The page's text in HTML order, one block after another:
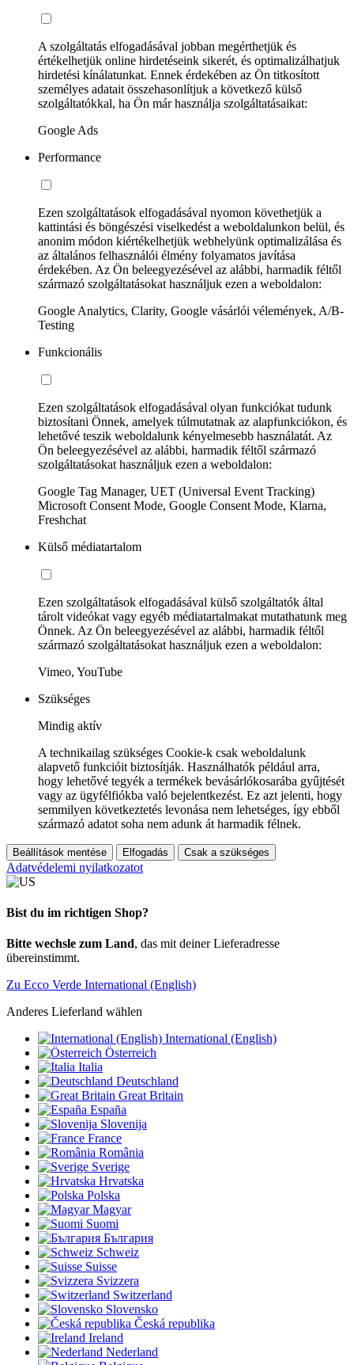
A szolgáltatás elfogadásával jobban megérthetjük és
értékelhetjük online hirdetéseink sikerét, és optimalizálhatjuk
hirdetési kínálatunkat. Ennek érdekében az Ön titkosított
személyes adatait összehasonlítjuk a következő külső
szolgáltatókkal, ha Ön már használja szolgáltatásaikat:
Google Ads
Performance
Ezen szolgáltatások elfogadásával nyomon követhetjük a
kattintási és böngészési viselkedést a weboldalunkon belül, és
anonim módon kiértékelhetjük webhelyünk optimalizálása és
az általános felhasználói élmény folyamatos javítása
érdekében. Az Ön beleegyezésével az alábbi, harmadik féltől
származó szolgáltatásokat használjuk ezen a weboldalon:
Google Analytics, Clarity, Google vásárlói vélemények, A/B-
Testing
Funkcionális
Ezen szolgáltatások elfogadásával olyan funkciókat tudunk
biztosítani Önnek, amelyek túlmutatnak az alapfunkciókon, és
lehetővé teszik weboldalunk kényelmesebb használatát. Az
Ön beleegyezésével az alábbi, harmadik féltől származó
szolgáltatásokat használjuk ezen a weboldalon:
Google Tag Manager, UET (Universal Event Tracking)
Microsoft Consent Mode, Google Consent Mode, Klarna,
Freshchat
Külső médiatartalom
Ezen szolgáltatások elfogadásával külső szolgáltatók által
tárolt videókat vagy egyéb médiatartalmakat mutathatunk meg
Önnek. Az Ön beleegyezésével az alábbi, harmadik féltől
származó szolgáltatásokat használjuk ezen a weboldalon:
Vimeo, YouTube
Szükséges
Mindig aktív
A technikailag szükséges Cookie-k csak weboldalunk
alapvető funkcióit biztosítják. Használhatók például arra,
hogy lehetővé tegyék a termékek bevásárlókosarába gyűjtését
vagy az ügyfélfiókba való bejelentkezést. Ez azt jelenti, hogy
semmilyen következtetés levonása nem lehetséges, így ebből
származó adatot soha nem adunk át harmadik félnek.
Beállítások mentése Elfogadás Csak a szükséges
Adatvédelemi nyilatkozatot
Bist du im richtigen Shop?
Bitte wechsle zum Land, das mit deiner Lieferadresse
übereinstimmt.
Zu Ecco Verde International (English)
Anderes Lieferland wählen
International (English)
Österreich
Italia
Deutschland
Great Britain
España
Slovenija
France
România
Sverige
Hrvatska
Polska
Magyar
Suomi
България
Schweiz
Suisse
Svizzera
Switzerland
Slovensko
Česká republika
Ireland
Nederland